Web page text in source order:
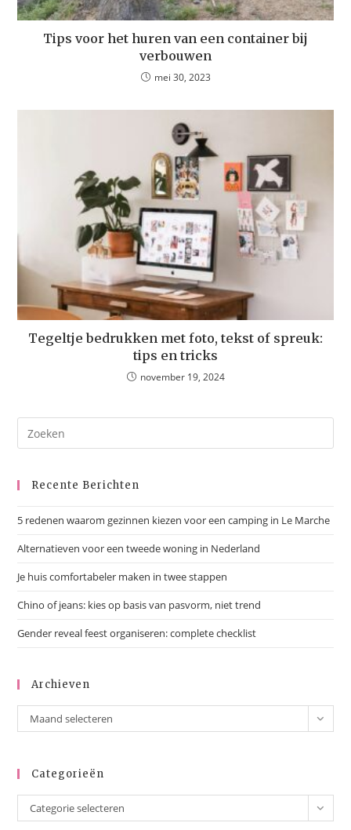
Tips voor het huren van een container bij
verbouwen
mei 30, 2023
Tegeltje bedrukken met foto, tekst of spreuk:
tips en tricks
november 19, 2024
Recente Berichten
5 redenen waarom gezinnen kiezen voor een camping in Le Marche
Alternatieven voor een tweede woning in Nederland
Je huis comfortabeler maken in twee stappen
Chino of jeans: kies op basis van pasvorm, niet trend
Gender reveal feest organiseren: complete checklist
Archieven
Maand selecteren
Categorieën
Categorie selecteren